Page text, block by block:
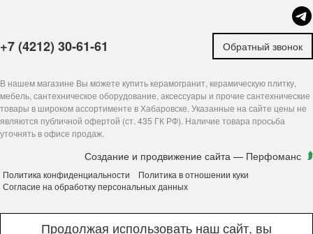
+7 (4212) 30-61-61 Обратный звонок
В нашем магазине Вы можете купить керамогранит, керамическую плитку,
мебель, сантехническое оборудование, аксессуары и прочие сантехнические
товары в широком ассортименте в Хабаровске. Указанные на сайте цены не
являются публичной офертой (ст. 435 ГК РФ). Наличие товара просьба
уточнять в офисе продаж.
Создание и продвижение сайта — Перфоманс
Политика конфиденциальности
Политика в отношении куки
Согласие на обработку персональных данных
Продолжая использовать наш сайт, вы